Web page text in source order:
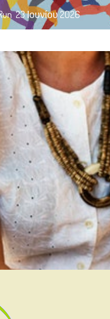
23 Ιουνίου 2026